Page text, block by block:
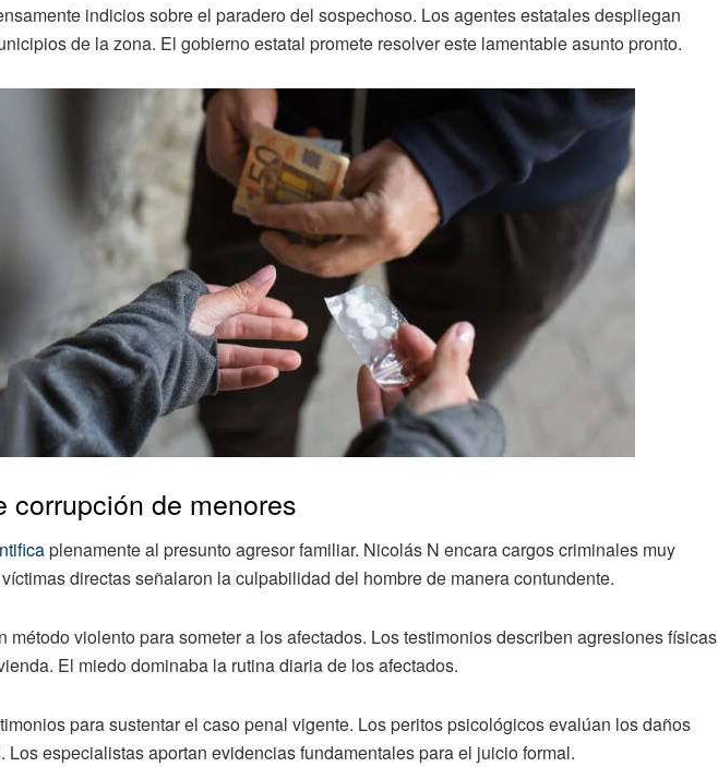
indicios sobre el paradero del sospechoso. Los agentes estatales despliegan
de la zona. El gobierno estatal promete resolver este lamentable asunto pronto.
corrupción de menores
plenamente al presunto agresor familiar. Nicolás N encara cargos criminales muy
directas señalaron la culpabilidad del hombre de manera contundente.
método violento para someter a los afectados. Los testimonios describen agresiones físicas
El miedo dominaba la rutina diaria de los afectados.
para sustentar el caso penal vigente. Los peritos psicológicos evalúan los daños
Los especialistas aportan evidencias fundamentales para el juicio formal.